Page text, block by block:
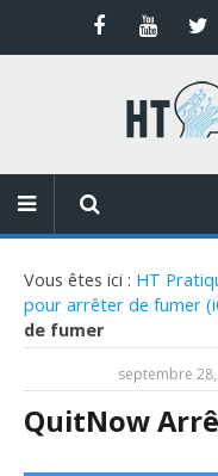
Vous êtes ici : HT
pour arrêter de fumer
de fumer
septembre
QuitNow